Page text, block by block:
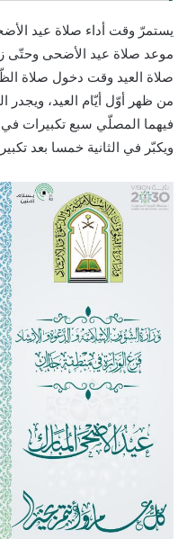
موعد صلاة عيد الأضحى
من ظهر أوّل أيّام العيد، ويجدر
فيهما المصلّي سبع تكبيرات في
ويكبّر في الثانية خمسا بعد